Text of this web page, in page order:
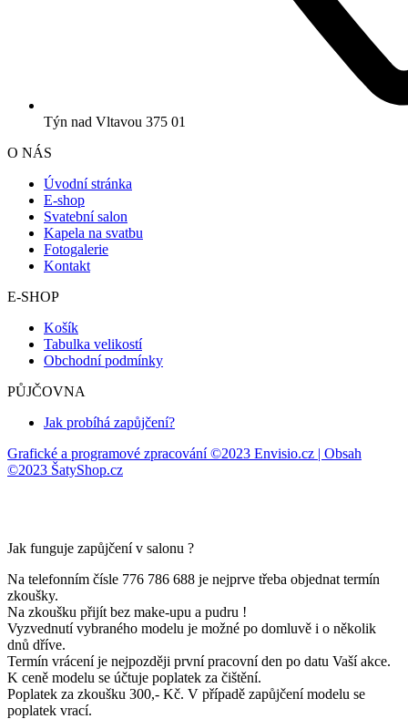
Týn nad Vltavou 375 01
O NÁS
Úvodní stránka
E-shop
Svatební salon
Kapela na svatbu
Fotogalerie
Kontakt
E-SHOP
Košík
Tabulka velikostí
Obchodní podmínky
PŮJČOVNA
Jak probíhá zapůjčení?
Grafické a programové zpracování ©2023 Envisio.cz | Obsah
©2023 ŠatyShop.cz
Jak funguje zapůjčení v salonu ?
Na telefonním čísle 776 786 688 je nejprve třeba objednat termín
zkoušky.
Na zkoušku přijít bez make-upu a pudru !
Vyzvednutí vybraného modelu je možné po domluvě i o několik
dnů dříve.
Termín vrácení je nejpozději první pracovní den po datu Vaší akce.
K ceně modelu se účtuje poplatek za čištění.
Poplatek za zkoušku 300,- Kč. V případě zapůjčení modelu se
poplatek vrací.